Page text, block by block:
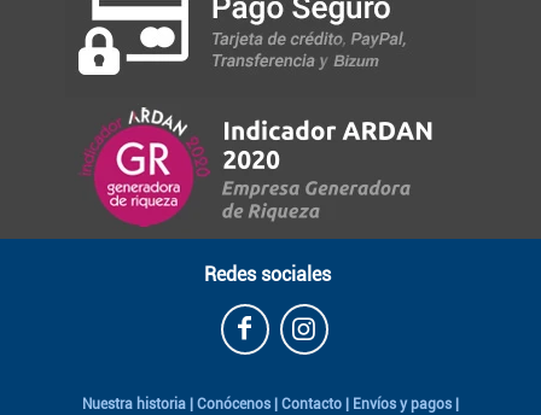
Redes sociales
Nuestra historia Conócenos Contacto Envíos y pagos